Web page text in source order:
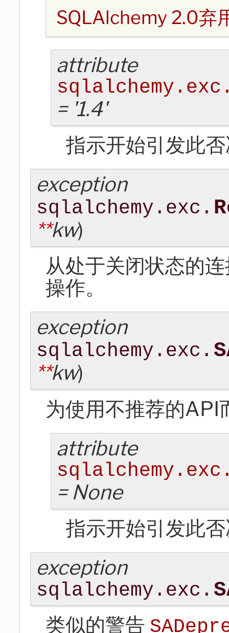
SQLAlchemy 2.0弃
attribute
= '1.4'
指示开始引发此
exception
sqlalchemy.exc.
**kw)
从处于关闭状态的
操作。
exception
sqlalchemy.exc.
**kw)
为使用不推荐的API
attribute
= None
指示开始引发此
exception
sqlalchemy.exc.
类似的警告